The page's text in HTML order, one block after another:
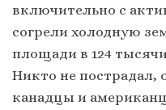
включительно с
согрели холодную
площади в 124
Никто не пострадал,
канадцы и